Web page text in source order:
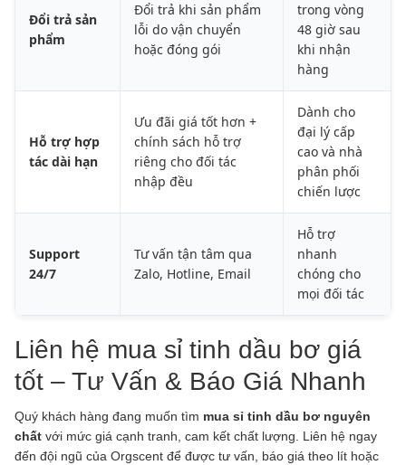
Đổi trả sản
phẩm
Đổi trả khi sản phẩm
lỗi do vận chuyển
hoặc đóng gói
trong vòng
48 giờ sau
khi nhận
hàng
Hỗ trợ hợp
tác dài hạn
Ưu đãi giá tốt hơn +
chính sách hỗ trợ
riêng cho đối tác
nhập đều
Dành cho
đại lý cấp
cao và nhà
phân phối
chiến lược
Support
24/7
Tư vấn tận tâm qua
Zalo, Hotline, Email
Hỗ trợ
nhanh
chóng cho
mọi đối tác
Liên hệ mua sỉ tinh dầu bơ giá
tốt – Tư Vấn & Báo Giá Nhanh
Quý khách hàng đang muốn tìm mua sỉ tinh dầu bơ nguyên
chất với mức giá cạnh tranh, cam kết chất lượng. Liên hệ ngay
đến đội ngũ của Orgscent để được tư vấn, báo giá theo lít hoặc